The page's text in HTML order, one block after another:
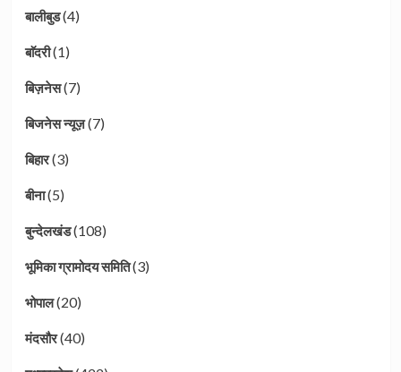
बालीबुड(4)
बाॅदरी(1)
बिज़नेस(7)
बिजनेस न्यूज़(7)
बिहार(3)
बीना(5)
बुन्देलखंड(108)
भूमिका ग्रामोदय समिति(3)
भोपाल(20)
मंदसौर(40)